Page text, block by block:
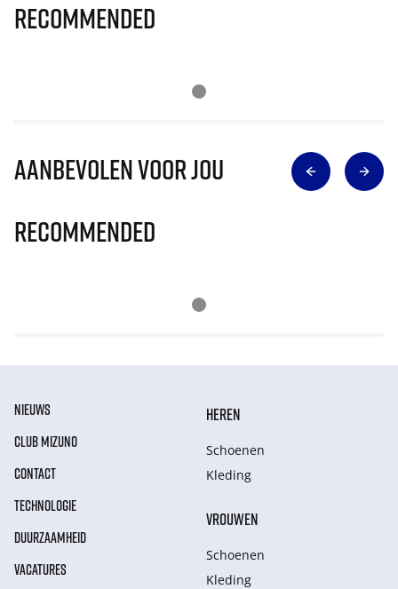
Recommended
Aanbevolen voor jou
Recommended
NIEUWS
CLUB MIZUNO
CONTACT
TECHNOLOGIE
DUURZAAMHEID
VACATURES
HEREN
Schoenen
Kleding
VROUWEN
Schoenen
Kleding